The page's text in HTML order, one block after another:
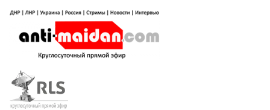
содержимому
Антимайдан: Гражданская война
на Украине
гражданской войне на Украине, включая события в Новороссии, ДНР,
ЛНР и других регионах.